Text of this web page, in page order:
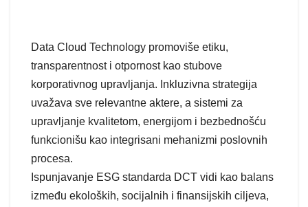
Data Cloud Technology promoviše etiku,
transparentnost i otpornost kao stubove
korporativnog upravljanja. Inkluzivna strategija
uvažava sve relevantne aktere, a sistemi za
upravljanje kvalitetom, energijom i bezbednošću
funkcionišu kao integrisani mehanizmi poslovnih
procesa.
Ispunjavanje ESG standarda DCT vidi kao balans
između ekoloških, socijalnih i finansijskih ciljeva,